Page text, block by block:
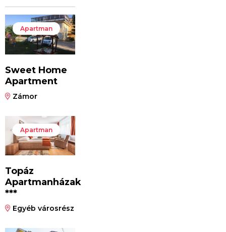
Apartman
Sweet Home
Apartment
Zámor
Apartman
Topáz
Apartmanházak
***
Egyéb városrész